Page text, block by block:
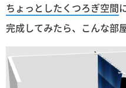
ちょっとしたくつろぎ空間
完成してみたら、こんな部